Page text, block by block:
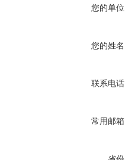
您的单
您的姓
联系电
常用邮